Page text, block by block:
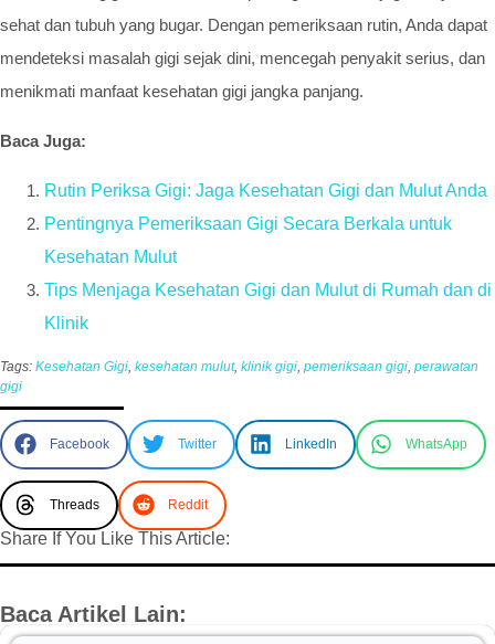
sehat dan tubuh yang bugar. Dengan pemeriksaan rutin, Anda dapat
mendeteksi masalah gigi sejak dini, mencegah penyakit serius, dan
menikmati manfaat kesehatan gigi jangka panjang.
Baca Juga:
Rutin Periksa Gigi: Jaga Kesehatan Gigi dan Mulut Anda
Pentingnya Pemeriksaan Gigi Secara Berkala untuk
Kesehatan Mulut
Tips Menjaga Kesehatan Gigi dan Mulut di Rumah dan di
Klinik
Tags: Kesehatan Gigi kesehatan mulut, klinik gigi pemeriksaan gigi perawatan
gigi
Facebook Twitter LinkedIn WhatsApp
Threads Reddit
Share If You Like This Article:
Baca Artikel Lain: